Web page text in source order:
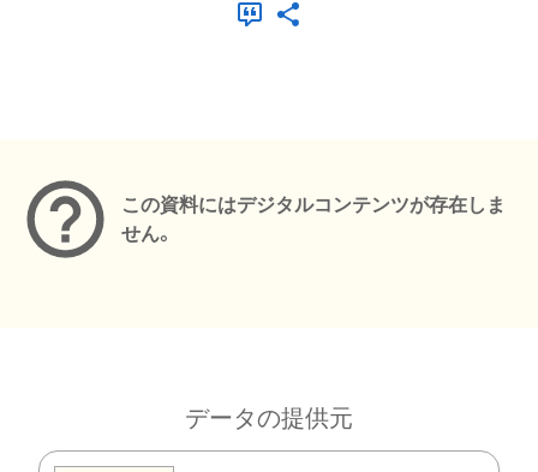
この資料にはデジタルコンテンツが存在しま
せん。
データの提供元